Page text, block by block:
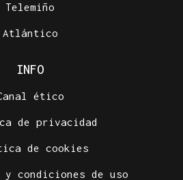
Telemiño
Atlántico
INFO
ético
de privacidad
de cookies
condiciones de uso